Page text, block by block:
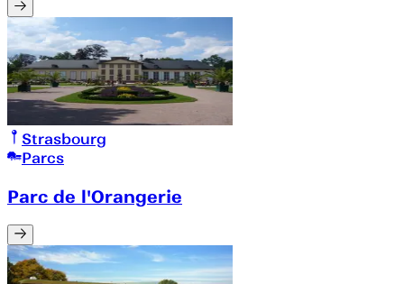
Strasbourg
Parcs
Parc de l'Orangerie